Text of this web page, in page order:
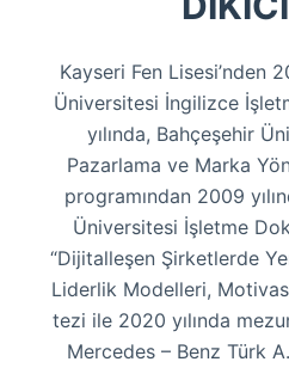
Kayseri Fen Lisesi’nden
Üniversitesi İngilizce
yılında, Bahçeşehir
Pazarlama ve Marka
programından 2009
Üniversitesi İşletme
“Dijitalleşen Şirketlerde
Liderlik Modelleri,
tezi ile 2020 yılında
Mercedes – Benz Türk